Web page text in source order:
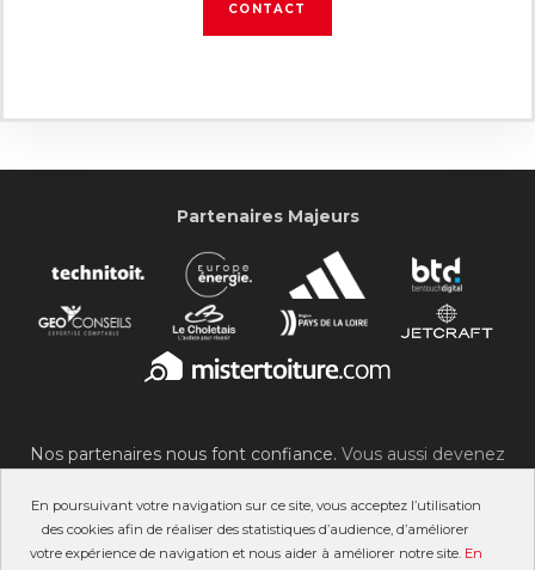
En poursuivant votre navigation sur ce site, vous acceptez l’utilisation
des cookies afin de réaliser des statistiques d’audience, d’améliorer
votre expérience de navigation et nous aider à améliorer notre site. En
CONTACT
Partenaires Majeurs
Nos partenaires nous font confiance. Vous aussi devenez